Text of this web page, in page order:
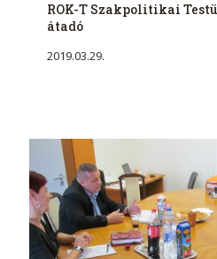
ROK-T Szakpolitikai
átadó
2019.03.29.